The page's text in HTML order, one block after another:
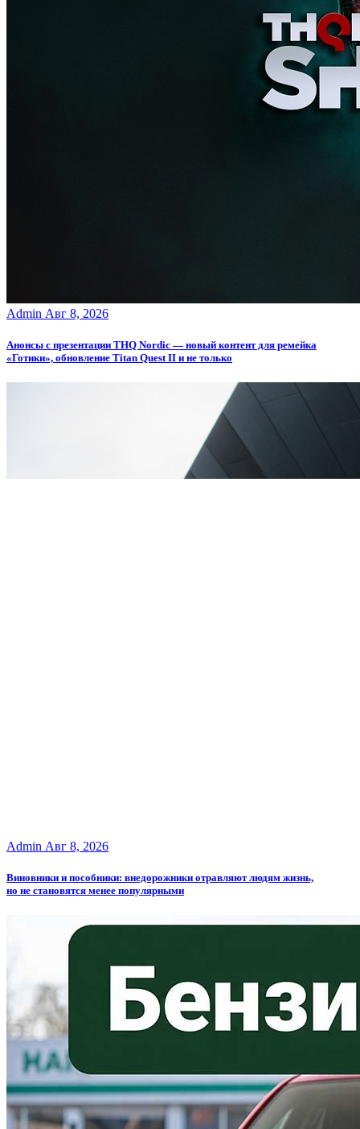
Admin Авг 8, 2026
Анонсы с презентации THQ Nordic — новый контент для ремейка
«Готики», обновление Titan Quest II и не только
Admin Авг 8, 2026
Виновники и пособники: внедорожники отравляют людям жизнь,
но не становятся менее популярными